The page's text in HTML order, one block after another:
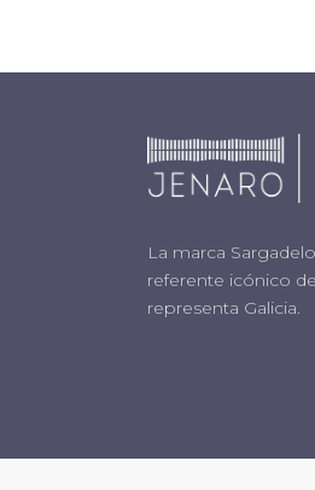
La marca
referente icónico
representa Galicia.